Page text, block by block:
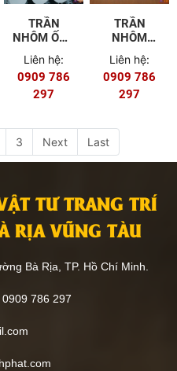
TRẦN
NHÔM ỐNG
TALIDA
Liên hệ:
0909 786
297
TRẦN
NHÔM
TALIDA
TAM GIÁC
Liên hệ:
0909 786
297
3 Next Last
TƯ TRANG TRÍ
RỊA VŨNG TÀU
Bà Rịa, TP. Hồ Chí Minh.
786 297